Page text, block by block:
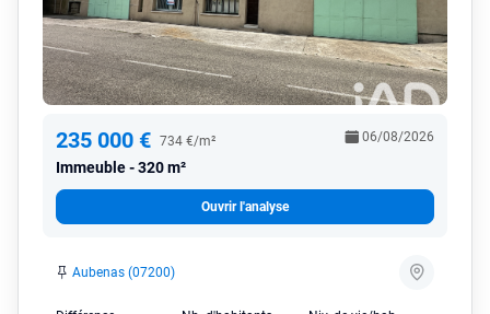
235 000 € 734 €/m²
Immeuble 320 m²
06/08/2026
Ouvrir l'analyse
Aubenas (07200)